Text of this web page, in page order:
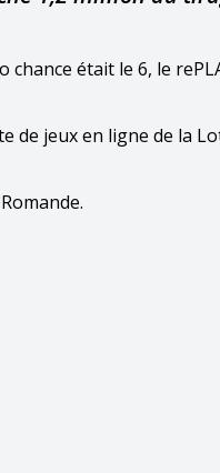
était le 6, le
de jeux en ligne de la